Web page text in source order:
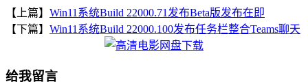
【上篇】 Win11系统Build 22000.71发布Beta版发布在即
【下篇】 Win11系统Build 22000.100发布任务栏整合Teams聊天
给我留言